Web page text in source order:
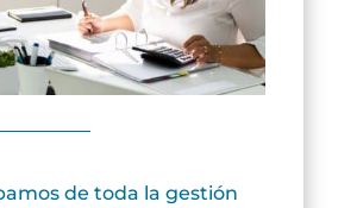
de toda la gestión